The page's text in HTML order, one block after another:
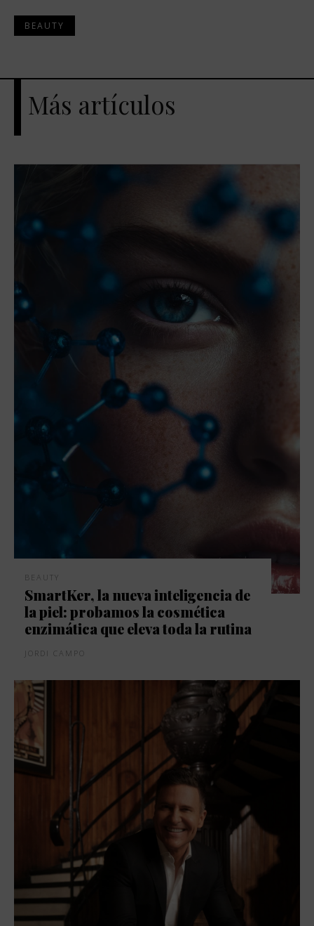
BEAUTY
Más artículos
BEAUTY
SmartKer, la nueva inteligencia de
la piel: probamos la cosmética
enzimática que eleva toda la rutina
JORDI CAMPO